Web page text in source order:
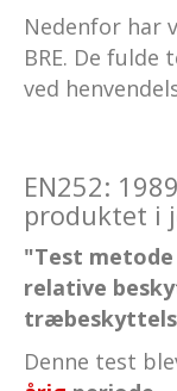
Nedenfor har
BRE. De
ved
EN252:
produktet i
"Test
relative
Denne test